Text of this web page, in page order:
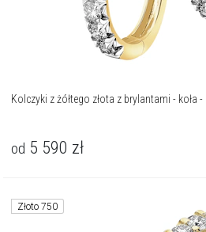
Kolczyki z żółtego złota z brylantami - koła
od 5 590 zł
Złoto 750